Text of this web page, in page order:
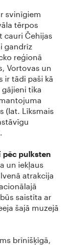
svinīgiem
tērpos
cauri Čehijas
gandrīz
reģionā
Vortovas un
ir tādi paši kā
tika
(lat. Līksmais
pēc pulksten
un iekļaus
atrakcija
saistīta ar
šajā muzejā
brīnišķīgā,